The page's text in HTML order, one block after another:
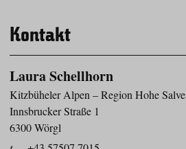
Kontakt
Laura Schellhorn
Kitzbüheler Alpen – Region Hohe Salve
Innsbrucker Straße 1
6300 Wörgl